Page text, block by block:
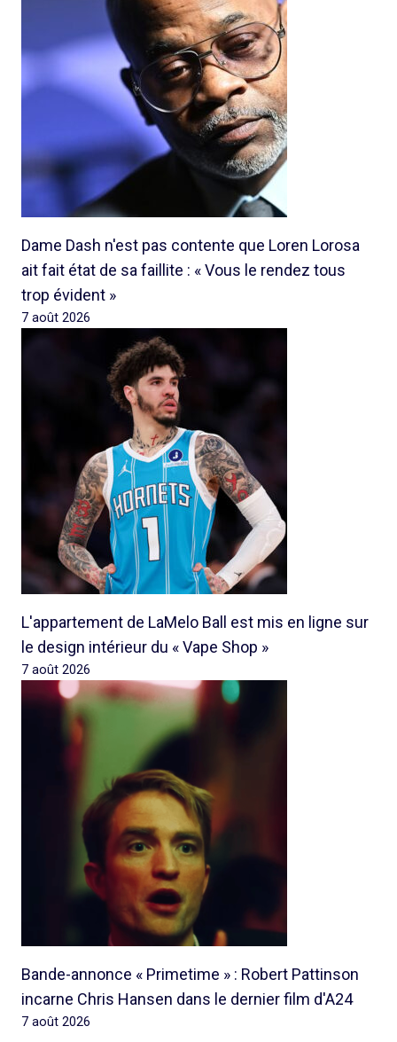
Dame Dash n'est pas contente que Loren Lorosa
ait fait état de sa faillite : « Vous le rendez tous
trop évident »
7 août 2026
L'appartement de LaMelo Ball est mis en ligne sur
le design intérieur du « Vape Shop »
7 août 2026
Bande-annonce « Primetime » : Robert Pattinson
incarne Chris Hansen dans le dernier film d'A24
7 août 2026